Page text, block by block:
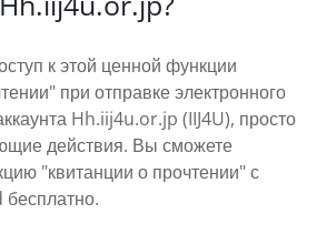
к этой ценной функции
при отправке электронного
Hh.iij4u.or.jp (IIJ4U), просто
действия. Вы сможете
"квитанции о прочтении" с